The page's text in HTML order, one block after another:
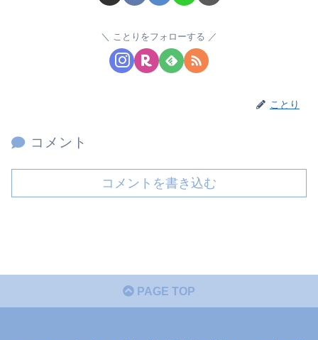
ことりをフォローする
ことり
コメント
コメントを書き込む
PAGE TOP